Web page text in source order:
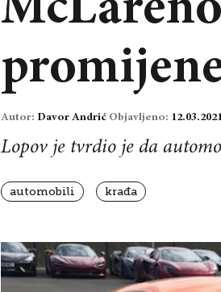
Autor: Davor Andrić Objavljeno:
Lopov je tvrdio je da
automobili krađa